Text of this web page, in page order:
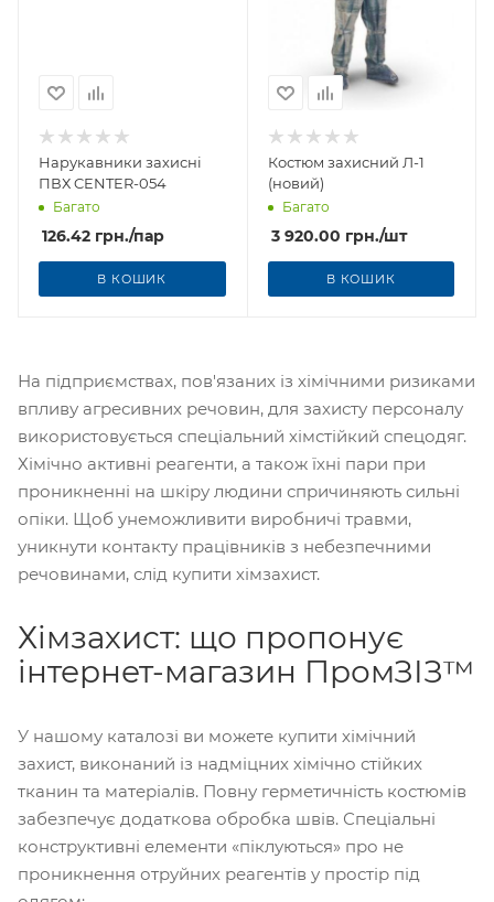
Нарукавники захисні
ПВХ CENTER-054
Багато
126.42 грн./пар
В КОШИК
Костюм захисний Л-1
(новий)
Багато
3 920.00 грн./шт
В КОШИК
На підприємствах, пов'язаних із хімічними ризиками
впливу агресивних речовин, для захисту персоналу
використовується спеціальний хімстійкий спецодяг.
Хімічно активні реагенти, а також їхні пари при
проникненні на шкіру людини спричиняють сильні
опіки. Щоб унеможливити виробничі травми,
уникнути контакту працівників з небезпечними
речовинами, слід купити хімзахист.
Хімзахист: що пропонує
інтернет-магазин ПромЗІЗ™
У нашому каталозі ви можете купити хімічний
захист, виконаний із надміцних хімічно стійких
тканин та матеріалів. Повну герметичність костюмів
забезпечує додаткова обробка швів. Спеціальні
конструктивні елементи «піклуються» про не
проникнення отруйних реагентів у простір під